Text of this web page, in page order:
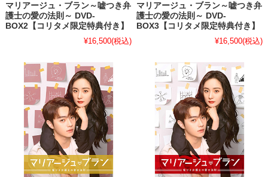
マリアージュ・ブラン～嘘つき弁
護士の愛の法則～ DVD-
BOX2【コリタメ限定特典付き】
¥16,500(税込)
マリアージュ・ブラン～嘘つき弁
護士の愛の法則～ DVD-
BOX3【コリタメ限定特典付き】
¥16,500(税込)